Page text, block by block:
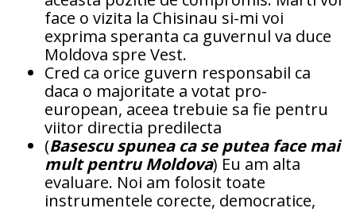
face o vizita la Chisinau si-mi voi
exprima speranta ca guvernul va duce
Moldova spre Vest.
Cred ca orice guvern responsabil ca
daca o majoritate a votat pro-
european, aceea trebuie sa fie pentru
viitor directia predilecta
(Basescu spunea ca se putea face mai
mult pentru Moldova) Eu am alta
evaluare. Noi am folosit toate
instrumentele corecte, democratice,